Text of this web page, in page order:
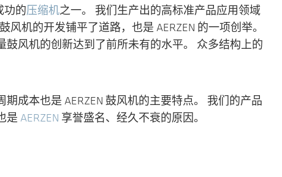
功的压缩机之一。 我们生产出的高标准产品应用领域
机的开发铺平了道路，也是 AERZEN 的一项创举。
鼓风机的创新达到了前所未有的水平。 众多结构上的
成本也是 AERZEN 鼓风机的主要特点。 我们的产品
是 AERZEN 享誉盛名、经久不衰的原因。